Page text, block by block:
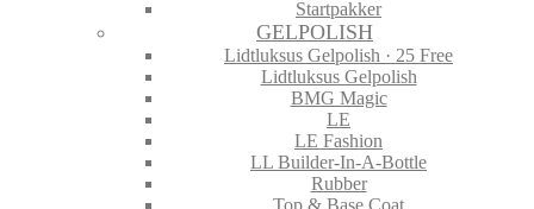
Startpakker
GELPOLISH
Lidtluksus Gelpolish · 25 Free
Lidtluksus Gelpolish
BMG Magic
LE
LE Fashion
LL Builder-In-A-Bottle
Rubber
Top & Base Coat